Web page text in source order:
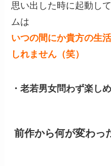
思い出した時に起動し
ムは
いつの間にか貴方の生
しれません（笑）
・老若男女問わず楽し
前作から何が変わっ